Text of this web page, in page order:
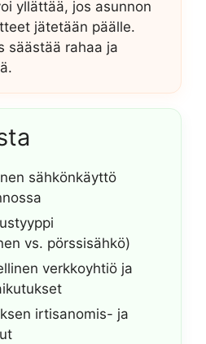
yllättää, jos asunnon
jätetään päälle.
säästää rahaa ja
sähkönkäyttö
vs. pörssisähkö)
verkkoyhtiö ja
irtisanomis- ja